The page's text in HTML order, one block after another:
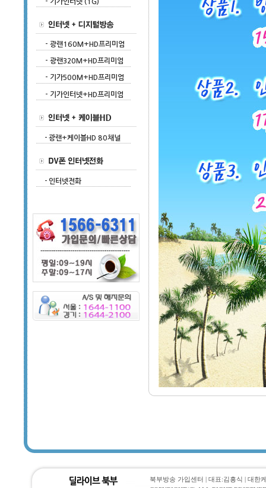
북부방송 가입센터 | 대표:김흥식 | 대한